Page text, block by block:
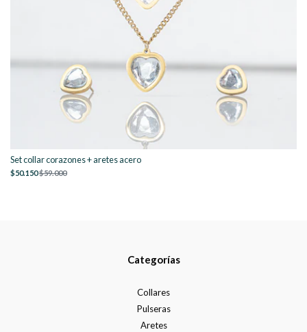
Set collar corazones + aretes acero
$50.150$59.000
Categorías
Collares
Pulseras
Aretes